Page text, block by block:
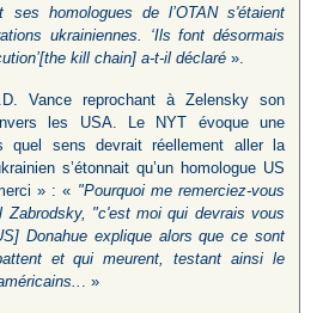
ses homologues de l’OTAN s'étaient
ukrainiennes. ‘Ils font désormais
kill chain] a-t-il déclaré ».
Vance reprochant à Zelensky son
les USA. Le NYT évoque une
quel sens devrait réellement aller la
s’étonnait qu’un homologue US
» : « "Pourquoi me remerciez-vous
Zabrodsky, "c'est moi qui devrais vous
Donahue explique alors que ce sont
et qui meurent, testant ainsi le
. »